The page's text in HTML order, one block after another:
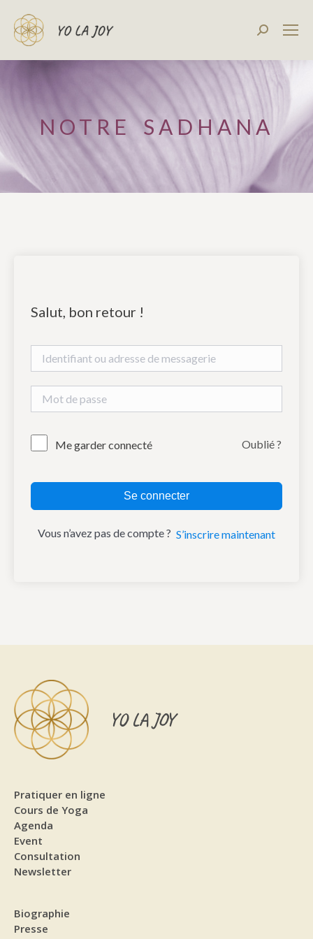
NOTRE SADHANA
Salut, bon retour !
Me garder connecté Oublié ?
Se connecter
Vous n’avez pas de compte ? S’inscrire maintenant
YO LA JOY
Pratiquer en ligne
Cours de Yoga
Agenda
Event
Consultation
Newsletter
Biographie
Presse